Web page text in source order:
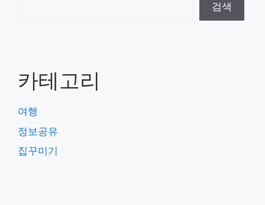
검색
카테고리
여행
정보공유
집꾸미기